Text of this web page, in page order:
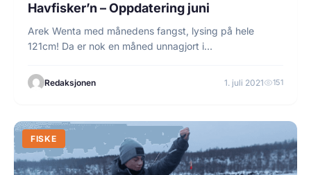
Havfisker’n – Oppdatering juni
Arek Wenta med månedens fangst, lysing på hele
121cm! Da er nok en måned unnagjort i…
Redaksjonen 1. juli 2021 151
FISKE